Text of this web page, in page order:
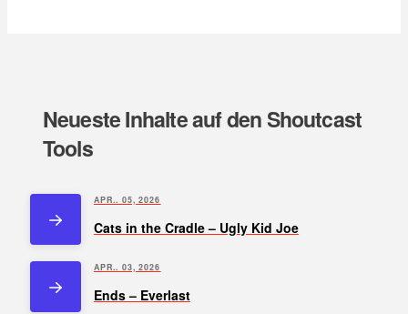
Neueste Inhalte auf den Shoutcast
Tools
APR.. 05, 2026
Cats in the Cradle – Ugly Kid Joe
APR.. 03, 2026
Ends – Everlast